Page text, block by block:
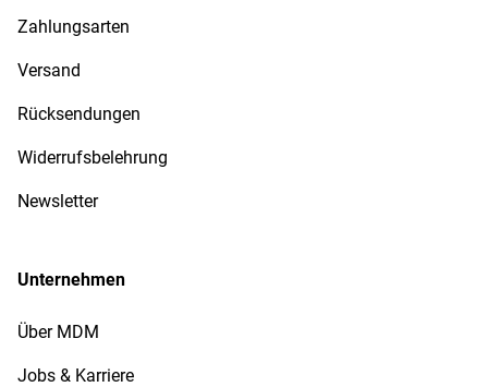
Zahlungsarten
Versand
Rücksendungen
Widerrufsbelehrung
Newsletter
Unternehmen
Über MDM
Jobs & Karriere